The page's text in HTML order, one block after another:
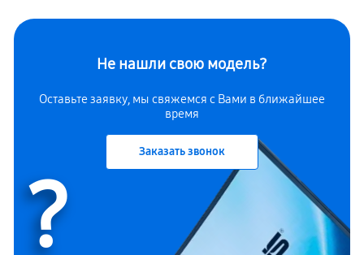
Не нашли свою модель?
Оставьте заявку, мы свяжемся с Вами в ближайшее
время
Заказать звонок
?